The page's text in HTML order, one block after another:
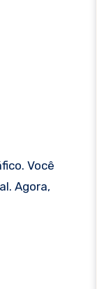
Você
Agora,